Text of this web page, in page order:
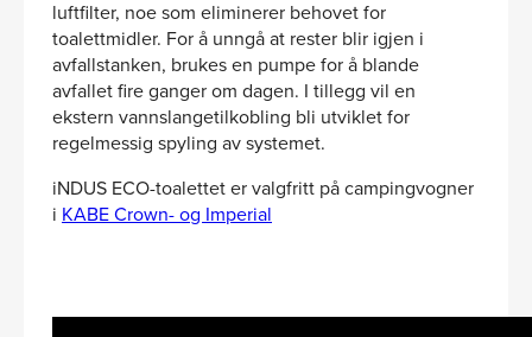
luftfilter, noe som eliminerer behovet for
toalettmidler. For å unngå at rester blir igjen i
avfallstanken, brukes en pumpe for å blande
avfallet fire ganger om dagen. I tillegg vil en
ekstern vannslangetilkobling bli utviklet for
regelmessig spyling av systemet.
iNDUS ECO-toalettet er valgfritt på campingvogner
i KABE Crown- og Imperial